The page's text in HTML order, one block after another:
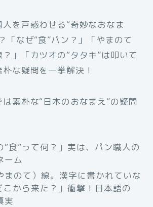
人を戸惑わせる“奇妙なおなま
「なぜ“食”パン？」「やまのて
」「カツオの“タタキ”は叩いて
な疑問を一挙解決！
素朴な“日本のおなまえ”の疑問
“食”って何？」実は、パン職人の
ーム
まのて）線。漢字に書かれていな
こから来た？」衝撃！日本語の
実